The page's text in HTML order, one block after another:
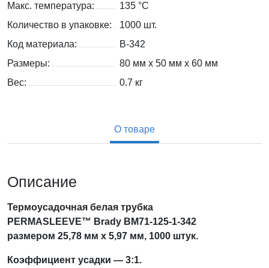
Макс. температура:
135 °С
Количество в упаковке:
1000 шт.
Код материала:
B-342
Размеры:
80 мм x 50 мм x 60 мм
Вес:
0.7 кг
О товаре
Описание
Термоусадочная белая трубка
PERMASLEEVE™ Brady BM71-125-1-342
размером 25,78 мм x 5,97 мм, 1000 штук.
Коэффициент усадки — 3:1.